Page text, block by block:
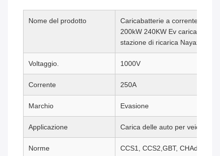
Nome del prodotto
Caricabatterie a corrente
200kW 240KW Ev
stazione di ricarica Nayax Pos
Voltaggio. 1000V
Corrente 250A
Marchio Evasione
Applicazione Carica delle auto per veicoli
Norme CCS1, CCS2,GBT, CHAdeMO,